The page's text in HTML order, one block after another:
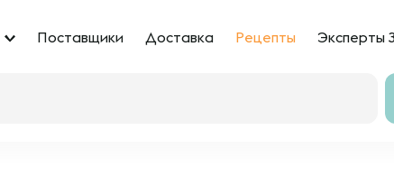
Поставщики Доставка Рецепты Эксперты